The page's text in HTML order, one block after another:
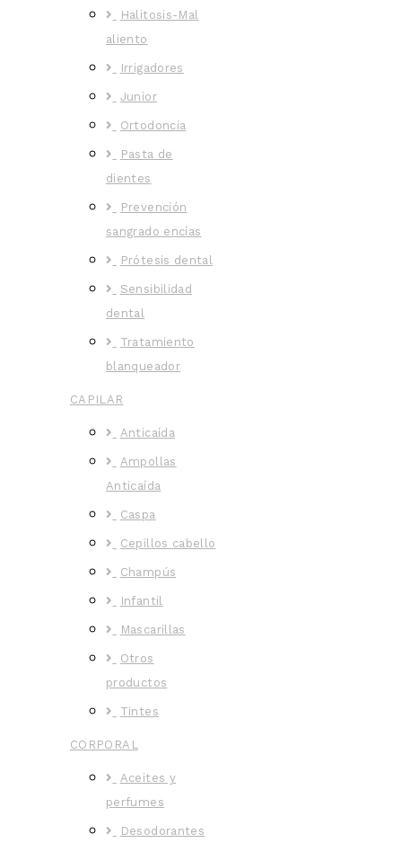
Halitosis-Mal
aliento
Irrigadores
Junior
Ortodoncia
Pasta de
dientes
Prevención
sangrado encías
Prótesis dental
Sensibilidad
dental
Tratamiento
blanqueador
CAPILAR
Anticaída
Ampollas
Anticaída
Caspa
Cepillos cabello
Champús
Infantil
Mascarillas
Otros
productos
Tintes
CORPORAL
Aceites y
perfumes
Desodorantes